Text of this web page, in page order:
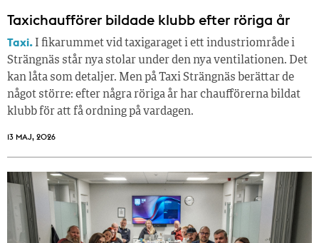
Taxichaufförer bildade klubb efter röriga år
Taxi. I fikarummet vid taxigaraget i ett industriområde i
Strängnäs står nya stolar under den nya ventilationen. Det
kan låta som detaljer. Men på Taxi Strängnäs berättar de
något större: efter några röriga år har chaufförerna bildat
klubb för att få ordning på vardagen.
13 MAJ, 2026